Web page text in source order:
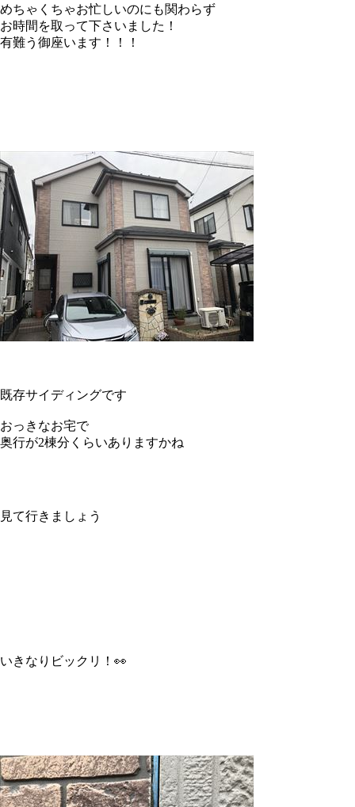
めちゃくちゃお忙しいのにも関わらず
お時間を取って下さいました！
有難う御座います！！！
既存サイディングです
おっきなお宅で
奥行が2棟分くらいありますかね
見て行きましょう
いきなりビックリ！👀